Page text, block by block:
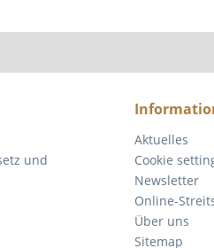
und
Aktuelles
Cookie
Newsletter
Online-
Über uns
Sitemap